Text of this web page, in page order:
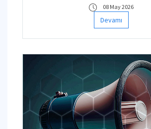
08 May 2026
Devamı